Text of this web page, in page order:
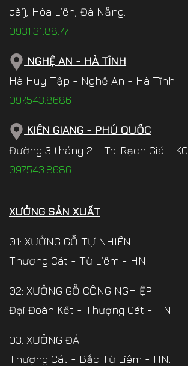
dài), Hòa Liên, Đà Nẵng.
0931.31.88.77
NGHỆ AN - HÀ TĨNH
Hà Huy Tập - Nghệ An - Hà Tĩnh
097.543.8686
KIÊN GIANG - PHÚ QUỐC
Đường 3 tháng 2 - Tp. Rạch Giá - KG.
097.543.8686
XƯỞNG SẢN XUẤT
01: XƯỞNG GỖ TỰ NHIÊN
Thượng Cát - Từ Liêm - HN.
02: XƯỞNG GỖ CÔNG NGHIỆP
Đại Đoàn Kết - Thượng Cát - HN.
03: XƯỞNG ĐÁ
Thượng Cát - Bắc Từ Liêm - HN.